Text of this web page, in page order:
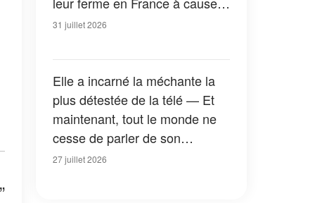
des feux de forêt — Tous les
31 juillet 2026
Elle a incarné la méchante la
plus détestée de la télé — Et
maintenant, tout le monde ne
cesse de parler de son
apparition dans la nouvelle
27 juillet 2026